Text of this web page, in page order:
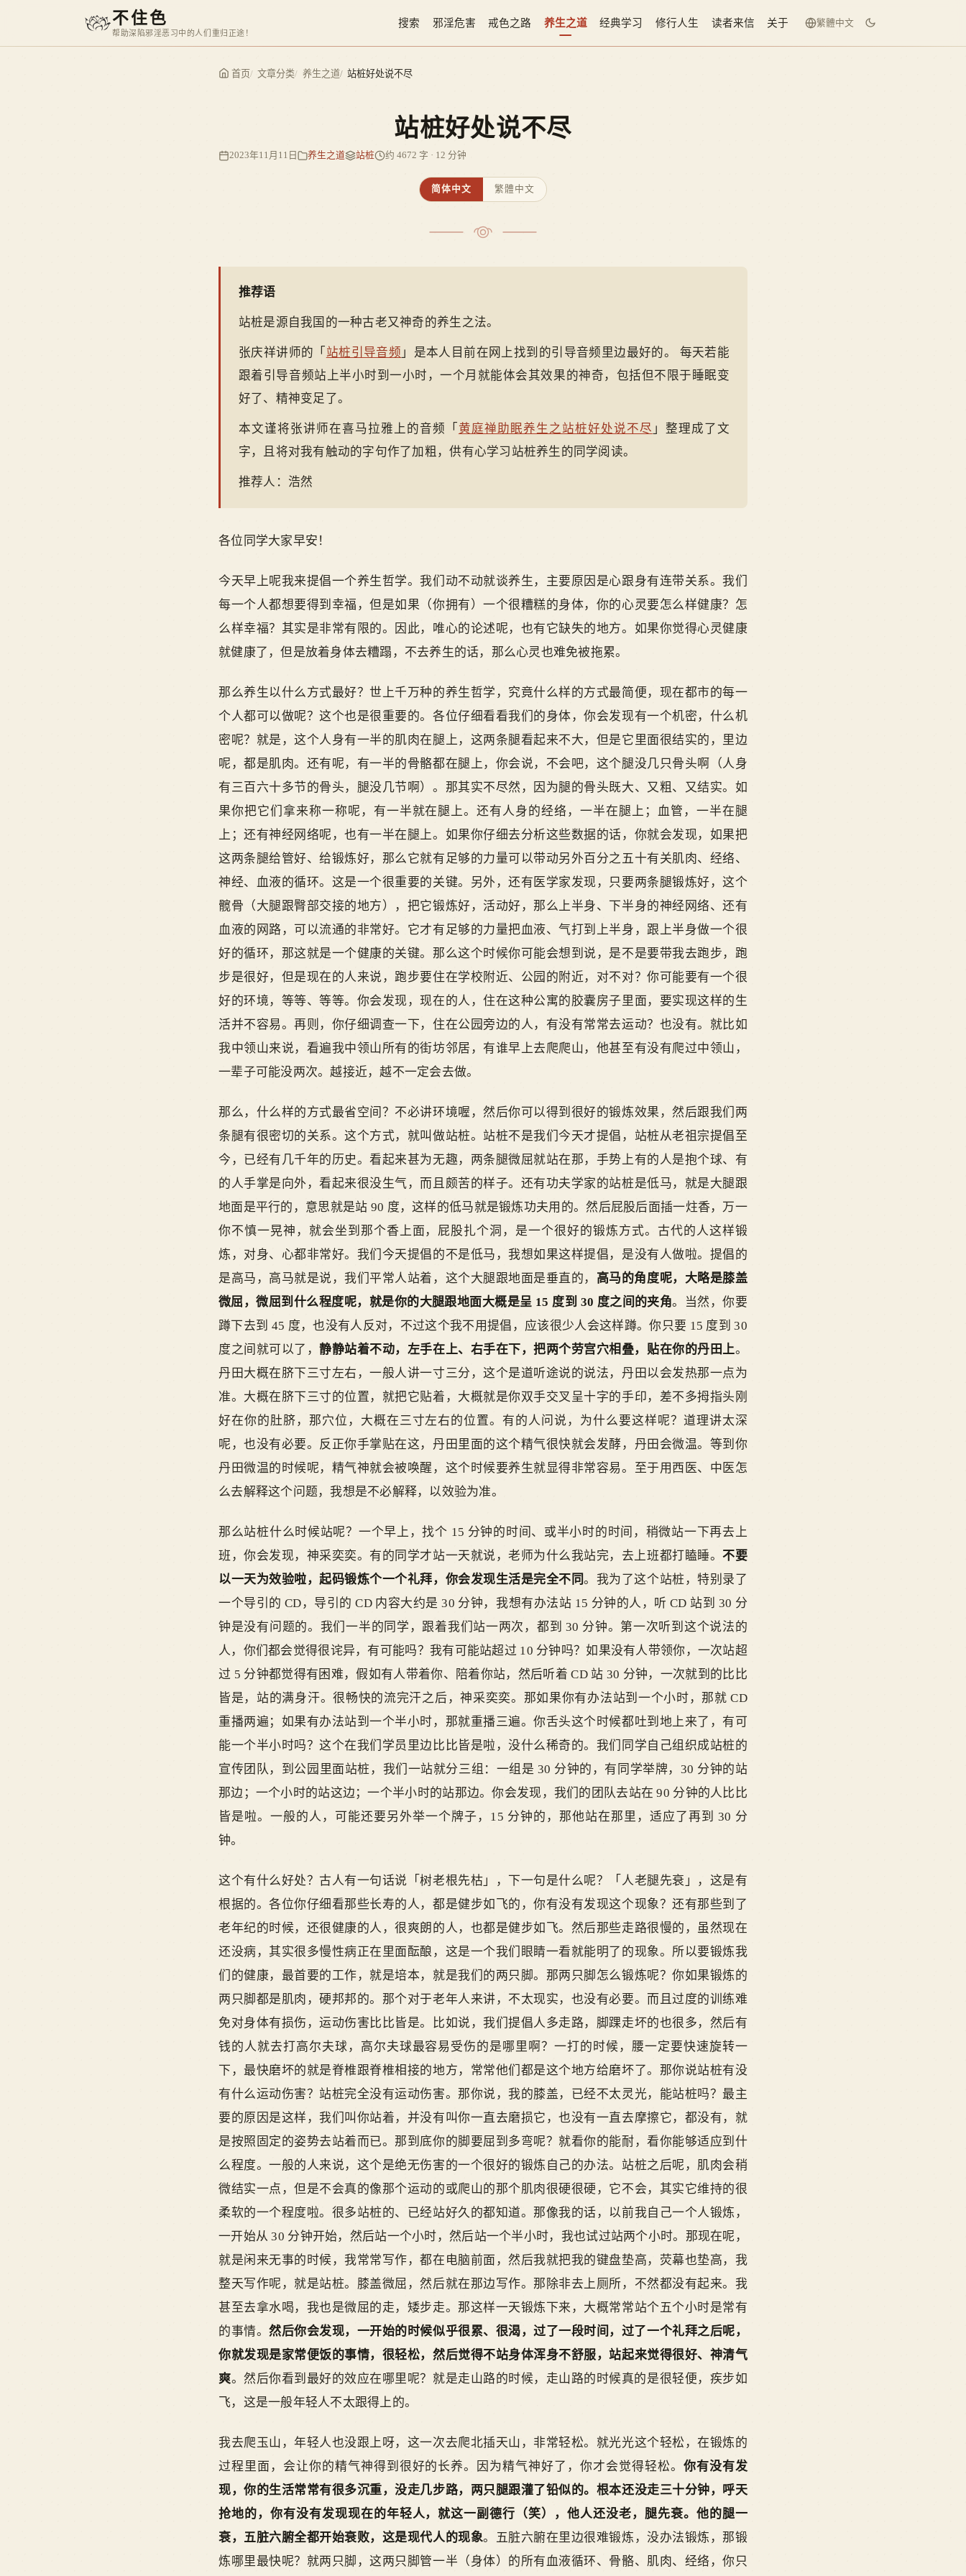
不住色
帮助深陷邪淫恶习中的人们重归正途！
搜索 邪淫危害 戒色之路 养生之道 经典学习 修行人生 读者来信 关于 繁體中文
首页 文章分类 养生之道 站桩好处说不尽
站桩好处说不尽
2023年11月11日 养生之道 站桩 约 4672 字 · 12 分钟
简体中文 繁體中文
推荐语
站桩是源自我国的一种古老又神奇的养生之法。
张庆祥讲师的「 站桩引导音频 」是本人目前在网上找到的引导音频里边最好的。 每天若能
跟着引导音频站上半小时到一小时，一个月就能体会其效果的神奇，包括但不限于睡眠变
好了、精神变足了。
本文谨将张讲师在喜马拉雅上的音频「 黄庭禅助眠养生之站桩好处说不尽 」整理成了文
字，且将对我有触动的字句作了加粗，供有心学习站桩养生的同学阅读。
推荐人：浩然
各位同学大家早安！
今天早上呢我来提倡一个养生哲学。我们动不动就谈养生，主要原因是心跟身有连带关系。我们
每一个人都想要得到幸福，但是如果（你拥有）一个很糟糕的身体，你的心灵要怎么样健康？怎
么样幸福？其实是非常有限的。因此，唯心的论述呢，也有它缺失的地方。如果你觉得心灵健康
就健康了，但是放着身体去糟蹋，不去养生的话，那么心灵也难免被拖累。
那么养生以什么方式最好？世上千万种的养生哲学，究竟什么样的方式最简便，现在都市的每一
个人都可以做呢？这个也是很重要的。各位仔细看看我们的身体，你会发现有一个机密，什么机
密呢？就是，这个人身有一半的肌肉在腿上，这两条腿看起来不大，但是它里面很结实的，里边
呢，都是肌肉。还有呢，有一半的骨骼都在腿上，你会说，不会吧，这个腿没几只骨头啊（人身
有三百六十多节的骨头，腿没几节啊）。那其实不尽然，因为腿的骨头既大、又粗、又结实。如
果你把它们拿来称一称呢，有一半就在腿上。还有人身的经络，一半在腿上；血管，一半在腿
上；还有神经网络呢，也有一半在腿上。如果你仔细去分析这些数据的话，你就会发现，如果把
这两条腿给管好、给锻炼好，那么它就有足够的力量可以带动另外百分之五十有关肌肉、经络、
神经、血液的循环。这是一个很重要的关键。另外，还有医学家发现，只要两条腿锻炼好，这个
髋骨（大腿跟臀部交接的地方），把它锻炼好，活动好，那么上半身、下半身的神经网络、还有
血液的网路，可以流通的非常好。它才有足够的力量把血液、气打到上半身，跟上半身做一个很
好的循环，那这就是一个健康的关键。那么这个时候你可能会想到说，是不是要带我去跑步，跑
步是很好，但是现在的人来说，跑步要住在学校附近、公园的附近，对不对？你可能要有一个很
好的环境，等等、等等。你会发现，现在的人，住在这种公寓的胶囊房子里面，要实现这样的生
活并不容易。再则，你仔细调查一下，住在公园旁边的人，有没有常常去运动？也没有。就比如
我中领山来说，看遍我中领山所有的街坊邻居，有谁早上去爬爬山，他甚至有没有爬过中领山，
一辈子可能没两次。越接近，越不一定会去做。
那么，什么样的方式最省空间？不必讲环境喔，然后你可以得到很好的锻炼效果，然后跟我们两
条腿有很密切的关系。这个方式，就叫做站桩。站桩不是我们今天才提倡，站桩从老祖宗提倡至
今，已经有几千年的历史。看起来甚为无趣，两条腿微屈就站在那，手势上有的人是抱个球、有
的人手掌是向外，看起来很没生气，而且颇苦的样子。还有功夫学家的站桩是低马，就是大腿跟
地面是平行的，意思就是站 90 度，这样的低马就是锻炼功夫用的。然后屁股后面插一炷香，万一
你不慎一晃神，就会坐到那个香上面，屁股扎个洞，是一个很好的锻炼方式。古代的人这样锻
炼，对身、心都非常好。我们今天提倡的不是低马，我想如果这样提倡，是没有人做啦。提倡的
是高马，高马就是说，我们平常人站着，这个大腿跟地面是垂直的， 高马的角度呢，大略是膝盖
微屈，微屈到什么程度呢，就是你的大腿跟地面大概是呈 15 度到 30 度之间的夹角。当然，你要
蹲下去到 45 度，也没有人反对，不过这个我不用提倡，应该很少人会这样蹲。你只要 15 度到 30
度之间就可以了，静静站着不动，左手在上、右手在下，把两个劳宫穴相叠，贴在你的丹田上。
丹田大概在脐下三寸左右，一般人讲一寸三分，这个是道听途说的说法，丹田以会发热那一点为
准。大概在脐下三寸的位置，就把它贴着，大概就是你双手交叉呈十字的手印，差不多拇指头刚
好在你的肚脐，那穴位，大概在三寸左右的位置。有的人问说，为什么要这样呢？道理讲太深
呢，也没有必要。反正你手掌贴在这，丹田里面的这个精气很快就会发酵，丹田会微温。等到你
丹田微温的时候呢，精气神就会被唤醒，这个时候要养生就显得非常容易。至于用西医、中医怎
么去解释这个问题，我想是不必解释，以效验为准。
那么站桩什么时候站呢？一个早上，找个 15 分钟的时间、或半小时的时间，稍微站一下再去上
班，你会发现，神采奕奕。有的同学才站一天就说，老师为什么我站完，去上班都打瞌睡。不要
以一天为效验啦，起码锻炼个一个礼拜，你会发现生活是完全不同。我为了这个站桩，特别录了
一个导引的 CD，导引的 CD 内容大约是 30 分钟，我想有办法站 15 分钟的人，听 CD 站到 30 分
钟是没有问题的。我们一半的同学，跟着我们站一两次，都到 30 分钟。第一次听到这个说法的
人，你们都会觉得很诧异，有可能吗？我有可能站超过 10 分钟吗？如果没有人带领你，一次站超
过 5 分钟都觉得有困难，假如有人带着你、陪着你站，然后听着 CD 站 30 分钟，一次就到的比比
皆是，站的满身汗。很畅快的流完汗之后，神采奕奕。那如果你有办法站到一个小时，那就 CD
重播两遍；如果有办法站到一个半小时，那就重播三遍。你舌头这个时候都吐到地上来了，有可
能一个半小时吗？这个在我们学员里边比比皆是啦，没什么稀奇的。我们同学自己组织成站桩的
宣传团队，到公园里面站桩，我们一站就分三组：一组是 30 分钟的，有同学举牌，30 分钟的站
那边；一个小时的站这边；一个半小时的站那边。你会发现，我们的团队去站在 90 分钟的人比比
皆是啦。一般的人，可能还要另外举一个牌子，15 分钟的，那他站在那里，适应了再到 30 分
钟。
这个有什么好处？古人有一句话说「树老根先枯」，下一句是什么呢？「人老腿先衰」，这是有
根据的。各位你仔细看那些长寿的人，都是健步如飞的，你有没有发现这个现象？还有那些到了
老年纪的时候，还很健康的人，很爽朗的人，也都是健步如飞。然后那些走路很慢的，虽然现在
还没病，其实很多慢性病正在里面酝酿，这是一个我们眼睛一看就能明了的现象。所以要锻炼我
们的健康，最首要的工作，就是培本，就是我们的两只脚。那两只脚怎么锻炼呢？你如果锻炼的
两只脚都是肌肉，硬邦邦的。那个对于老年人来讲，不太现实，也没有必要。而且过度的训练难
免对身体有损伤，运动伤害比比皆是。比如说，我们提倡人多走路，脚踝走坏的也很多，然后有
钱的人就去打高尔夫球，高尔夫球最容易受伤的是哪里啊？一打的时候，腰一定要快速旋转一
下，最快磨坏的就是脊椎跟脊椎相接的地方，常常他们都是这个地方给磨坏了。那你说站桩有没
有什么运动伤害？站桩完全没有运动伤害。那你说，我的膝盖，已经不太灵光，能站桩吗？最主
要的原因是这样，我们叫你站着，并没有叫你一直去磨损它，也没有一直去摩擦它，都没有，就
是按照固定的姿势去站着而已。那到底你的脚要屈到多弯呢？就看你的能耐，看你能够适应到什
么程度。一般的人来说，这个是绝无伤害的一个很好的锻炼自己的办法。站桩之后呢，肌肉会稍
微结实一点，但是不会真的像那个运动的或爬山的那个肌肉很硬很硬，它不会，其实它维持的很
柔软的一个程度啦。很多站桩的、已经站好久的都知道。那像我的话，以前我自己一个人锻炼，
一开始从 30 分钟开始，然后站一个小时，然后站一个半小时，我也试过站两个小时。那现在呢，
就是闲来无事的时候，我常常写作，都在电脑前面，然后我就把我的键盘垫高，荧幕也垫高，我
整天写作呢，就是站桩。膝盖微屈，然后就在那边写作。那除非去上厕所，不然都没有起来。我
甚至去拿水喝，我也是微屈的走，矮步走。那这样一天锻炼下来，大概常常站个五个小时是常有
的事情。然后你会发现，一开始的时候似乎很累、很渴，过了一段时间，过了一个礼拜之后呢，
你就发现是家常便饭的事情，很轻松，然后觉得不站身体浑身不舒服，站起来觉得很好、神清气
爽。然后你看到最好的效应在哪里呢？就是走山路的时候，走山路的时候真的是很轻便，疾步如
飞，这是一般年轻人不太跟得上的。
我去爬玉山，年轻人也没跟上呀，这一次去爬北插天山，非常轻松。就光光这个轻松，在锻炼的
过程里面，会让你的精气神得到很好的长养。因为精气神好了，你才会觉得轻松。 你有没有发
现，你的生活常常有很多沉重，没走几步路，两只腿跟灌了铅似的。根本还没走三十分钟，呼天
抢地的，你有没有发现现在的年轻人，就这一副德行（笑），他人还没老，腿先衰。他的腿一
衰，五脏六腑全都开始衰败，这是现代人的现象。五脏六腑在里边很难锻炼，没办法锻炼，那锻
炼哪里最快呢？就两只脚，这两只脚管一半（身体）的所有血液循环、骨骼、肌肉、经络，你只